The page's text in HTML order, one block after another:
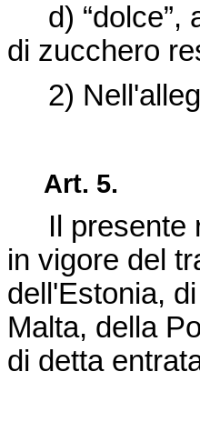
d) “dolce”,
di zucchero
2)
Art. 5.
Il presente
in vigore del
dell'Estonia,
Malta, della
di detta